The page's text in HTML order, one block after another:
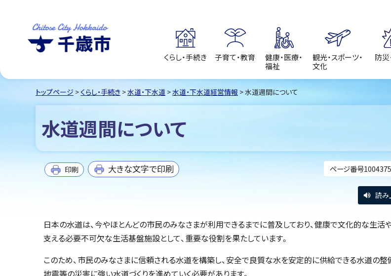
くらし・手続き 子育て・教育
健康・医療・
福祉
観光・スポーツ・
文化
防災
トップページ > くらし・手続き >水道・下水道 >水道・下水道経営情報 > 水道週間について
水道週間について
ページ番号1004375
印刷 大きな文字で印刷
読み
日本の水道は、今やほとんどの市民のみなさまが利用できるまでに普及しており、健康で文化的な生
支える必要不可欠な生活基盤施設として、重要な役割を果たしています。
このため、市民のみなさまに信頼される水道を構築し、安全で良質な水を安定的に供給できる水道の整
地震等の災害に強い水道づくりを進めていく必要があります。